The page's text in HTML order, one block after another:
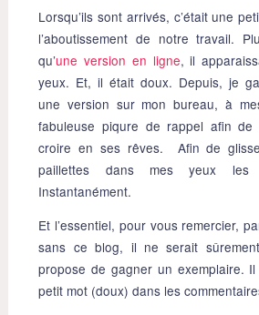
Lorsqu’ils sont arrivés, c’était une
l’aboutissement de notre travail.
qu’une version en ligne, il
yeux. Et, il était doux. Depuis, je
une version sur mon bureau, à
fabuleuse piqure de rappel afin
croire en ses rêves. Afin de
paillettes dans mes yeux
Instantanément.
Et l’essentiel, pour vous remercier,
sans ce blog, il ne serait
propose de gagner un exemplaire.
petit mot (doux) dans les